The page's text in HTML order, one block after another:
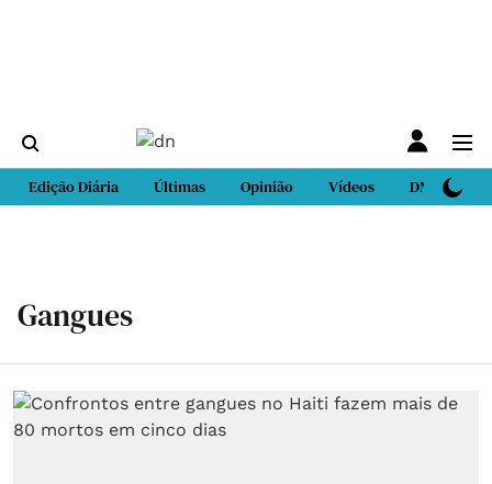
Edição Diária Últimas Opinião Vídeos DN Sport
Gangues